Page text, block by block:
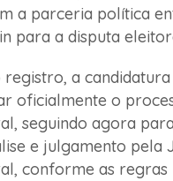
a parceria política
para a disputa
registro, a candidatura
oficialmente o
seguindo agora
e julgamento pela
conforme as regras